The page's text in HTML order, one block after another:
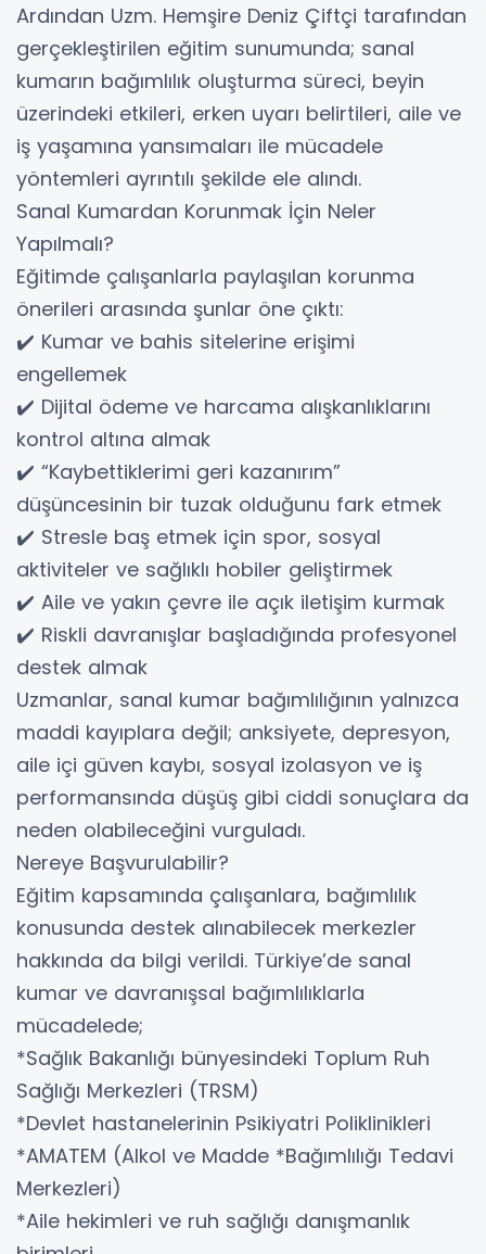
Ardından Uzm. Hemşire Deniz Çiftçi tarafından
gerçekleştirilen eğitim sunumunda; sanal
kumarın bağımlılık oluşturma süreci, beyin
üzerindeki etkileri, erken uyarı belirtileri, aile ve
iş yaşamına yansımaları ile mücadele
yöntemleri ayrıntılı şekilde ele alındı.
Sanal Kumardan Korunmak İçin Neler
Yapılmalı?
Eğitimde çalışanlarla paylaşılan korunma
önerileri arasında şunlar öne çıktı:
✔️ Kumar ve bahis sitelerine erişimi
engellemek
✔️ Dijital ödeme ve harcama alışkanlıklarını
kontrol altına almak
✔️ “Kaybettiklerimi geri kazanırım”
düşüncesinin bir tuzak olduğunu fark etmek
✔️ Stresle baş etmek için spor, sosyal
aktiviteler ve sağlıklı hobiler geliştirmek
✔️ Aile ve yakın çevre ile açık iletişim kurmak
✔️ Riskli davranışlar başladığında profesyonel
destek almak
Uzmanlar, sanal kumar bağımlılığının yalnızca
maddi kayıplara değil; anksiyete, depresyon,
aile içi güven kaybı, sosyal izolasyon ve iş
performansında düşüş gibi ciddi sonuçlara da
neden olabileceğini vurguladı.
Nereye Başvurulabilir?
Eğitim kapsamında çalışanlara, bağımlılık
konusunda destek alınabilecek merkezler
hakkında da bilgi verildi. Türkiye’de sanal
kumar ve davranışsal bağımlılıklarla
mücadelede;
*Sağlık Bakanlığı bünyesindeki Toplum Ruh
Sağlığı Merkezleri (TRSM)
*Devlet hastanelerinin Psikiyatri Poliklinikleri
*AMATEM (Alkol ve Madde *Bağımlılığı Tedavi
Merkezleri)
*Aile hekimleri ve ruh sağlığı danışmanlık